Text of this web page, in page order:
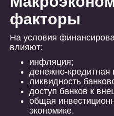
факторы
На условия
влияют:
инфляция;
денежно-кредитная
ликвидность
доступ банков к
общая
экономике.